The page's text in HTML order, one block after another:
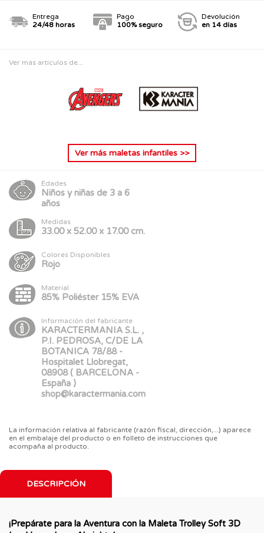
Entrega
24/48 horas
Pago
100% seguro
Devolución
en 14 días
Ver más artículos de...
Ver más maletas infantiles >>
Edades
Niños y niñas de 3 a 6
años
Medidas
33.00 x 52.00 x 17.00 cm.
Colores Disponibles
Rojo
Material
85% Poliéster 15% EVA
Información del fabricante
KARACTERMANIA S.L. ,
P.I. PEDROSA, C/DE LA
BOTANICA 78/88 -
Hospitalet Llobregat,
08908 ( BARCELONA -
España )
shop@karactermania.com
La información relativa al fabricante (razón fiscal, dirección,...) aparece
en el embalaje del producto o en folleto de instrucciones que
acompaña al producto.
DESCRIPCIÓN
¡Prepárate para la Aventura con la Maleta Trolley Soft 3D